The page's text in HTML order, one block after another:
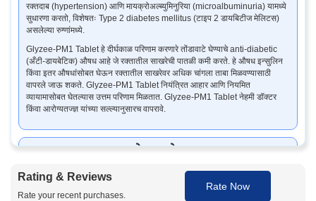
रक्तदाब (hypertension) आणि मायक्रोअल्ब्युमिनुरिया (microalbuminuria) यामध्ये
सुधारणा करतो, विशेषतः Type 2 diabetes mellitus (टाइप 2 डायबिटीज मेलिटस)
असलेल्या रुग्णांमध्ये.
Glyzee-PM1 Tablet हे दीर्घकाळ परिणाम करणारे तोंडावाटे घेण्याचे anti-diabetic
(अँटी-डायबेटिक) औषध आहे जे रक्तातील साखरेची पातळी कमी करते. हे औषध इन्सुलिन
किंवा इतर औषधांसोबत घेऊन रक्तातील साखरेवर अधिक चांगला ताबा मिळवण्यासाठी
वापरले जाऊ शकते. Glyzee-PM1 Tablet नियंत्रित आहार आणि नियमित
व्यायामासोबत घेतल्यास उत्तम परिणाम मिळतात. Glyzee-PM1 Tablet नेहमी डॉक्टर
किंवा आरोग्यतज्ज्ञ यांच्या सल्ल्यानुसारच वापरावे.
Glyzee PM1 Tablet के उपयोग
Rating & Reviews
Rate your recent purchases.
Rate Now